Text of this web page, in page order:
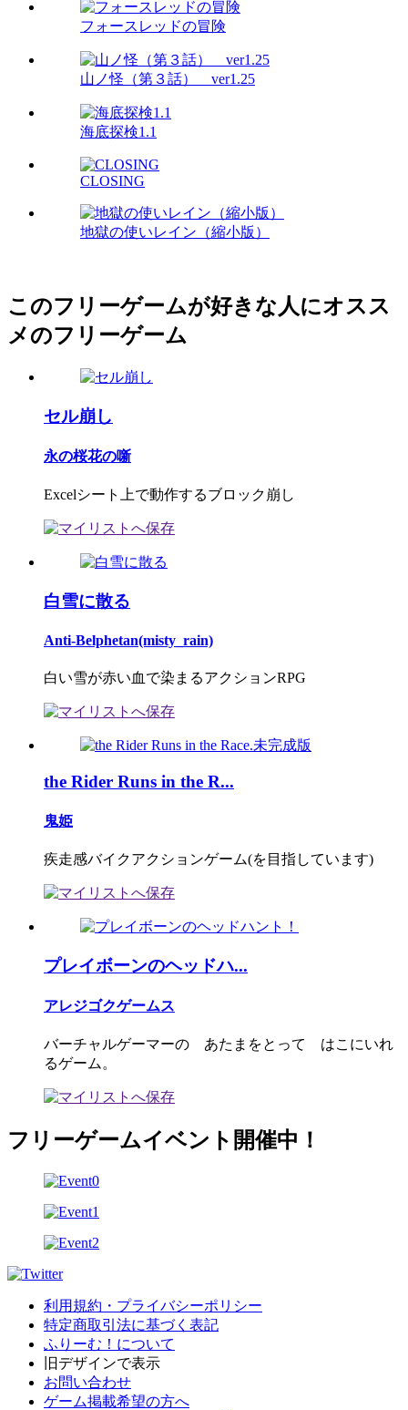
フォースレッドの冒険
山ノ怪（第３話） ver1.25
海底探検1.1
CLOSING
地獄の使いレイン（縮小版）
このフリーゲームが好きな人にオスス
メのフリーゲーム
セル崩し
永の桜花の噺
Excelシート上で動作するブロック崩し
白雪に散る
Anti-Belphetan(misty_rain)
白い雪が赤い血で染まるアクションRPG
the Rider Runs in the R...
鬼姫
疾走感バイクアクションゲーム(を目指しています)
プレイボーンのヘッドハ...
アレジゴクゲームス
バーチャルゲーマーの あたまをとって はこにいれ
るゲーム。
フリーゲームイベント開催中！
利用規約・プライバシーポリシー
特定商取引法に基づく表記
ふりーむ！について
旧デザインで表示
お問い合わせ
ゲーム掲載希望の方へ